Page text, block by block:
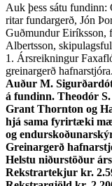
Auk þess sátu fundinn:
ritar fundargerð, Jón
Guðmundur Eiríksson,
Albertsson,
1. Ársreikningur
greinargerð hafnarstjóra.
Auður M.
á fundinn. Theodór
Grant Thornton og
hjá sama fyrirtæki
og
Greinargerð
Helstu niðurstöður
Rekstrartekjur kr.